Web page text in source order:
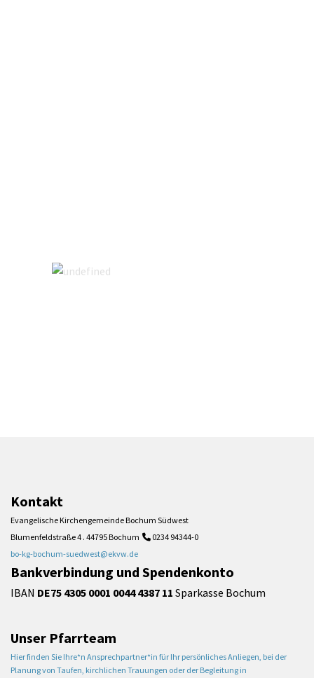
Kontakt
Evangelische Kirchengemeinde Bochum Südwest
Blumenfeldstraße 4 . 44795 Bochum  0234 94344-0
bo-kg-bochum-suedwest@ekvw.de
Bankverbindung und Spendenkonto
IBAN DE75 4305 0001 0044 4387 11 Sparkasse Bochum
Unser Pfarrteam
Hier finden Sie Ihre*n Ansprechpartner*in für Ihr persönliches Anliegen, bei der
Planung von Taufen, kirchlichen Trauungen oder der Begleitung in